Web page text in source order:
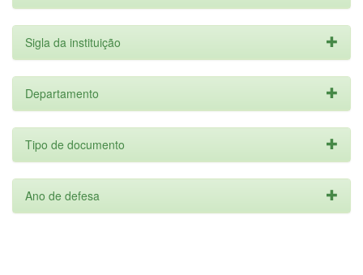
Sigla da instituição
Departamento
Tipo de documento
Ano de defesa